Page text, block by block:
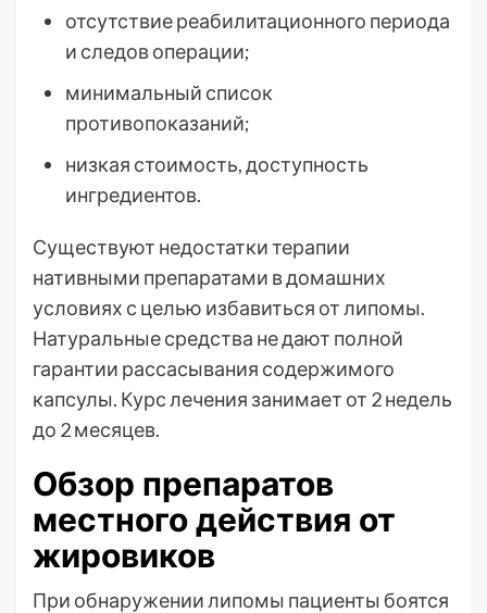
отсутствие реабилитационного периода
и следов операции;
минимальный список
противопоказаний;
низкая стоимость, доступность
ингредиентов.
Существуют недостатки терапии
нативными препаратами в домашних
условиях с целью избавиться от липомы.
Натуральные средства не дают полной
гарантии рассасывания содержимого
капсулы. Курс лечения занимает от 2 недель
до 2 месяцев.
Обзор препаратов
местного действия от
жировиков
При обнаружении липомы пациенты боятся